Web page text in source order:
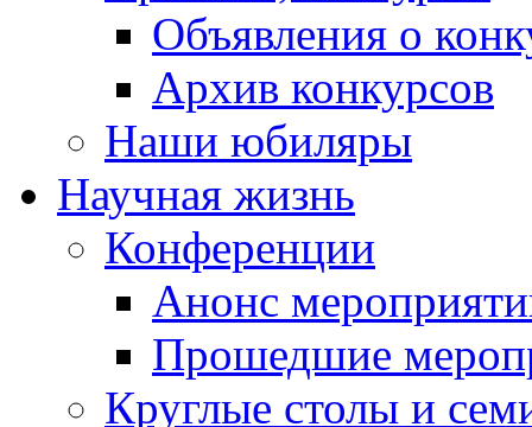
Объявления о
Архив конкурсов
Наши юбиляры
Научная жизнь
Конференции
Анонс
Прошедшие
Круглые столы и